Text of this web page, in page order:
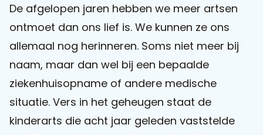
Webinars
E-learnings
Themabijeenkomsten
De afgelopen jaren hebben we meer artsen
ontmoet dan ons lief is. We kunnen ze ons
allemaal nog herinneren. Soms niet meer bij
naam, maar dan wel bij een bepaalde
ziekenhuisopname of andere medische
situatie. Vers in het geheugen staat de
kinderarts die acht jaar geleden vaststelde